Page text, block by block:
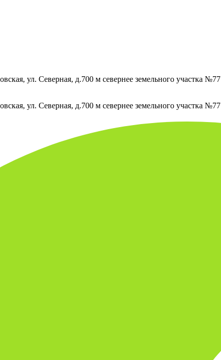
ул. Северная, д.700 м севернее земельного участка №77
ул. Северная, д.700 м севернее земельного участка №77